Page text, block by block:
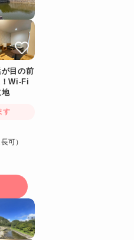
が目の前
Wi-Fi
地
す
可）